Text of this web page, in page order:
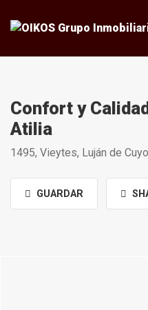
Confort y
Atilia
1495, Vieytes, Luján de
GUARDAR